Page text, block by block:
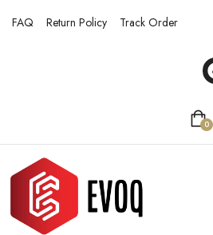
FAQ Return Policy Track Order
0